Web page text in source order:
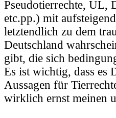
Pseudotierrechte, UL,
etc.pp.) mit
letztendlich zu dem
Deutschland
gibt, die sich
Es ist wichtig, dass es
Aussagen für
wirklich ernst meinen